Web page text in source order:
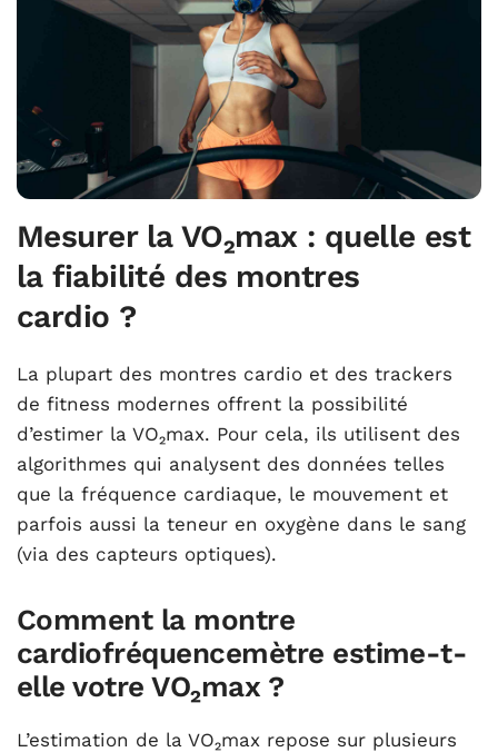
Mesurer la VO₂max : quelle est
la fiabilité des montres
cardio ?
La plupart des montres cardio et des trackers
de fitness modernes offrent la possibilité
d’estimer la VO₂max. Pour cela, ils utilisent des
algorithmes qui analysent des données telles
que la fréquence cardiaque, le mouvement et
parfois aussi la teneur en oxygène dans le sang
(via des capteurs optiques).
Comment la montre
cardiofréquencemètre estime-t-
elle votre VO₂max ?
L’estimation de la VO₂max repose sur plusieurs